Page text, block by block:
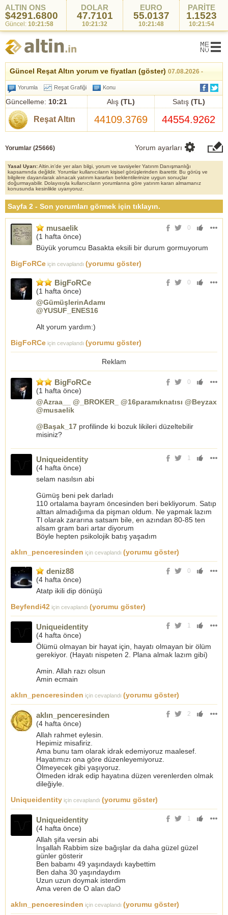
ALTIN ONS
$4291.6800
Güncel: 10:21:58
DOLAR
47.7101
10:21:32
EURO
55.0137
10:21:48
PARİTE
1.1523
10:21:54
Güncel Reşat Altın yorum ve fiyatları (göster) 07.08.2026 -
10:21
Yorumla Reşat Grafiği Konu
Güncelleme: 10:21 Alış (TL) Satış (TL)
Reşat Altın 44109.3769 44554.9262
Yorumlar (25666) Yorum ayarları
Yasal Uyarı:Altin.in'de yer alan bilgi, yorum ve tavsiyeler Yatırım Danışmanlığı
kapsamında değildir. Yorumlar kullanıcıların kişisel görüşlerinden ibarettir. Bu görüş ve
bilgilere dayanılarak alınacak yatırım kararları beklentilerinize uygun sonuçlar
doğurmayabilir. Dolayısıyla kullanıcıların yorumlarına göre yatırım kararı almamanız
konusunda kesinlikle uyarıyoruz.
Sayfa 2 - Son yorumları görmek için tıklayın.
0
musaelik
(1 hafta önce)
Büyük yorumcu Basakta eksili bir durum gormuyorum
BigFoRCe için cevaplandı (yorumu göster)
0
BigFoRCe
(1 hafta önce)
@GümüşlerinAdamı
@YUSUF_ENES16
Alt yorum yardım:)
BigFoRCe için cevaplandı (yorumu göster)
Reklam
0
BigFoRCe
(1 hafta önce)
@Azraa__
@_BROKER_ @16paramıknatısı @Beyzax
@musaelik
@Başak_17 profilinde ki bozuk likileri düzeltebilir
misiniz?
1
Uniqueidentity
(4 hafta önce)
selam nasılsın abi
Gümüş beni pek darladı
110 ortalama bayram öncesinden beri bekliyorum. Satıp
alttan almadığıma da pişman oldum. Ne yapmak lazım
Tl olarak zararına satsam bile, en azından 80-85 ten
alsam gram bari artar diyorum
Böyle hepten psikolojik batış yaşadım
aklın_penceresinden için cevaplandı (yorumu göster)
0
deniz88
(4 hafta önce)
Atatp ikili dip dönüşü
Beyfendi42 için cevaplandı (yorumu göster)
1
Uniqueidentity
(4 hafta önce)
Ölümü olmayan bir hayat için, hayatı olmayan bir ölüm
gerekiyor. (Hayatı nispeten 2. Plana almak lazım gibi)
Amin. Allah razı olsun
Amin ecmain
aklın_penceresinden için cevaplandı (yorumu göster)
2
aklın_penceresinden
(4 hafta önce)
Allah rahmet eylesin.
Hepimiz misafiriz.
Ama bunu tam olarak idrak edemiyoruz maalesef.
Hayatımızı ona göre düzenleyemiyoruz.
Ölmeyecek gibi yaşıyoruz.
Ölmeden idrak edip hayatına düzen verenlerden olmak
dileğiyle.
Uniqueidentity için cevaplandı (yorumu göster)
1
Uniqueidentity
(4 hafta önce)
Allah şifa versin abi
İnşallah Rabbim size bağışlar da daha güzel güzel
günler gösterir
Ben babamı 49 yaşındaydı kaybettim
Ben daha 30 yaşındaydım
Uzun uzun doymak isterdim
Ama veren de O alan daO
aklın_penceresinden için cevaplandı (yorumu göster)